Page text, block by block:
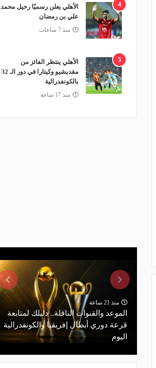
4
الأهلي يعلن رسميًا رحيل محمد
علي بن رمضان
منذ 7 ساعات
5
الأهلي ينتظر الفائز من
مقديشيو وكيتارا في دور الـ 32
بالكونفدرالية
منذ 17 ساعة
منذ 21 ساعة
الموعد والقنوات الناقلة.. دليلك لمتابعة
قرعة دوري أبطال إفريقيا والكونفدرالية
اليوم